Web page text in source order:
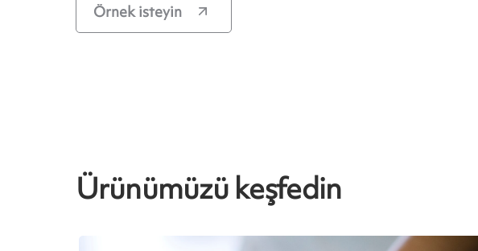
Örnek isteyin
Ürünümüzü keşfedin